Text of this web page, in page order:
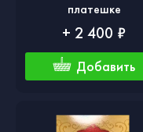
платешке
+ 2 400 ₽
Добавить